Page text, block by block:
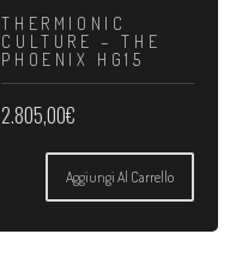
THERMIONIC
CULTURE – THE
PHOENIX HG15
2.805,00€
Aggiungi Al Carrello